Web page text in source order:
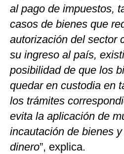
al pago de impuestos,
casos de bienes que
autorización del sector
su ingreso al país,
posibilidad de que los
quedar en custodia en
los trámites
evita la aplicación de
incautación de bienes
dinero”, explica.